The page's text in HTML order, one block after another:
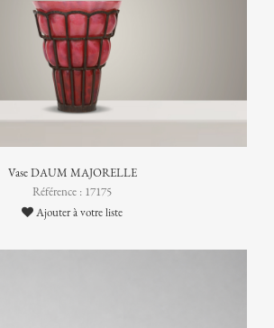
Vase DAUM MAJORELLE
Référence : 17175
Ajouter à votre liste